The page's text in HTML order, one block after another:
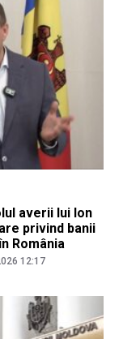
averii lui Ion
privind banii
România
12:17